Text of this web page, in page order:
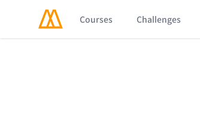
Courses Challenges